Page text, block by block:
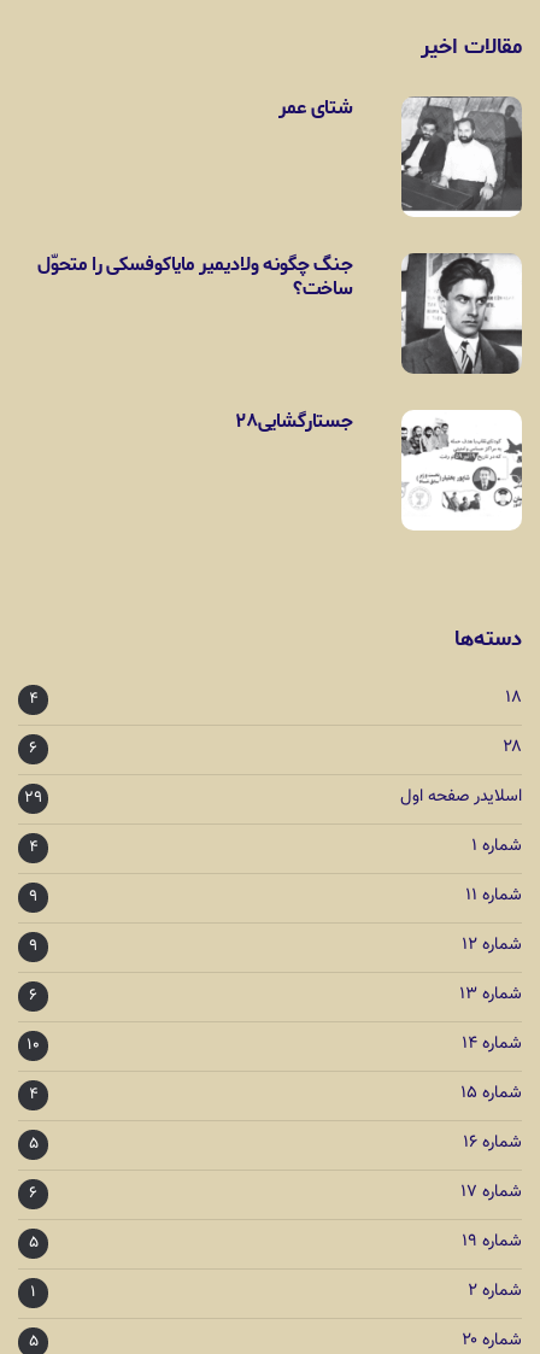
مقالات اخیر
شتای عمر
جنگ چگونه ولادیمیر مایاکوفسکی را متحوّل
ساخت؟
جستارگشایی۲۸
دسته‌ها
۱۸ ۴
۲۸ ۶
اسلایدر صفحه اول ۲۹
شماره ۱ ۴
شماره ۱۱ ۹
شماره ۱۲ ۹
شماره ۱۳ ۶
شماره ۱۴ ۱۰
شماره ۱۵ ۴
شماره ۱۶ ۵
شماره ۱۷ ۶
شماره ۱۹ ۵
شماره ۲ ۱
شماره ۲۰ ۵